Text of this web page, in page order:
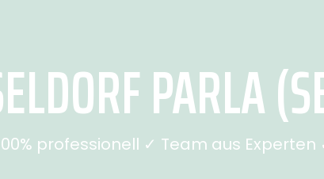
PARLA
professionell ✓ Team aus